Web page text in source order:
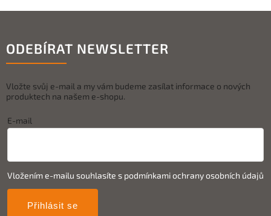
ODEBÍRAT NEWSLETTER
Vložte svůj e-mail a my vám budeme zasílat informace o nových
produktech na našem e-shopu.
E-mail
Vložením e-mailu souhlasíte s podmínkami ochrany osobních údajů
Přihlásit se